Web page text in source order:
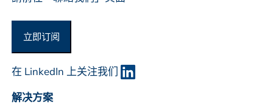
立即订阅
在 LinkedIn 上关注我们
解决方案